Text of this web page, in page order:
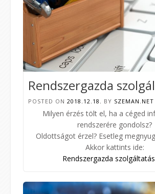
Rendszergazda
POSTED ON 2018.12.18. BY SZEMAN.NET
Milyen érzés tölt el, ha a céged
rendszerére gondolsz?
Oldottságot érzel? Esetleg
Akkor kattints ide:
Rendszergazda